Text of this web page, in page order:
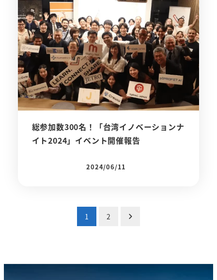
総参加数300名！「台湾イノベーションナ
イト2024」イベント開催報告
投稿日
2024/06/11
1 2